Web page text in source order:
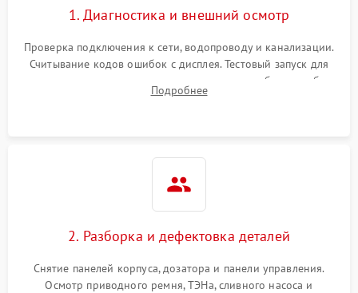
1. Диагностика и внешний осмотр
Проверка подключения к сети, водопроводу и канализации.
Считывание кодов ошибок с дисплея. Тестовый запуск для
выявления посторонних шумов, протечек или сбоев в работе
электронного модуля управления.
Подробнее
2. Разборка и дефектовка деталей
Снятие панелей корпуса, дозатора и панели управления.
Осмотр приводного ремня, ТЭНа, сливного насоса и